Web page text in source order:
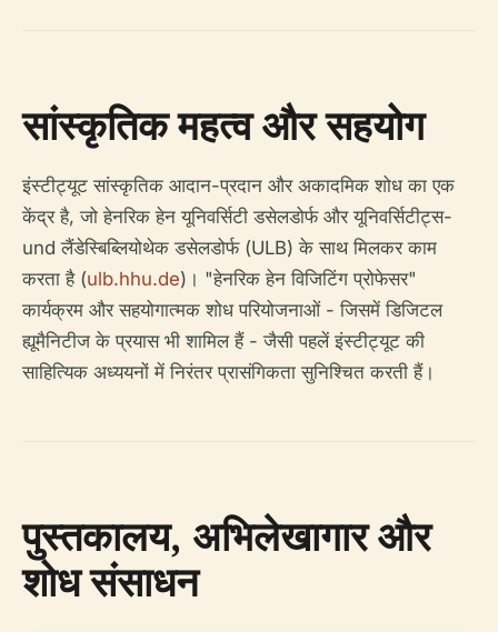
सांस्कृतिक महत्व और सहयोग
इंस्टीट्यूट सांस्कृतिक आदान-प्रदान और अकादमिक शोध का एक
केंद्र है, जो हेनरिक हेन यूनिवर्सिटी डसेलडोर्फ और यूनिवर्सिटीट्स-
und लैंडेस्बिब्लियोथेक डसेलडोर्फ (ULB) के साथ मिलकर काम
करता है (ulb.hhu.de)। "हेनरिक हेन विजिटिंग प्रोफेसर"
कार्यक्रम और सहयोगात्मक शोध परियोजनाओं - जिसमें डिजिटल
ह्यूमैनिटीज के प्रयास भी शामिल हैं - जैसी पहलें इंस्टीट्यूट की
साहित्यिक अध्ययनों में निरंतर प्रासंगिकता सुनिश्चित करती हैं।
पुस्तकालय, अभिलेखागार और
शोध संसाधन